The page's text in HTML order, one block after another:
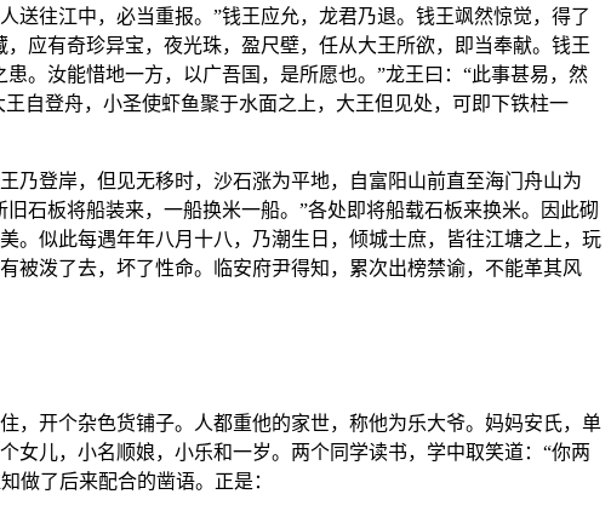
往江中，必当重报。”钱王应允，龙君乃退。钱王飒然惊觉，得了
应有奇珍异宝，夜光珠，盈尺壁，任从大王所欲，即当奉献。钱王
。汝能惜地一方，以广吾国，是所愿也。”龙王曰：“此事甚易，然
自登舟，小圣使虾鱼聚于水面之上，大王但见处，可即下铁柱一
乃登岸，但见无移时，沙石涨为平地，自富阳山前直至海门舟山为
石板将船装来，一船换米一船。”各处即将船载石板来换米。因此砌
。似此每遇年年八月十八，乃潮生日，倾城士庶，皆往江塘之上，玩
被泼了去，坏了性命。临安府尹得知，累次出榜禁谕，不能革其风
，开个杂色货铺子。人都重他的家世，称他为乐大爷。妈妈安氏，单
女儿，小名顺娘，小乐和一岁。两个同学读书，学中取笑道：“你两
做了后来配合的凿语。正是：